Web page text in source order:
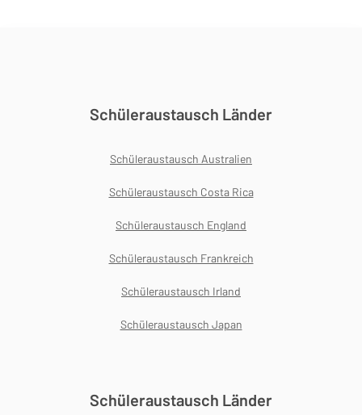
Schüleraustausch Länder
Schüleraustausch Australien
Schüleraustausch Costa Rica
Schüleraustausch England
Schüleraustausch Frankreich
Schüleraustausch Irland
Schüleraustausch Japan
Schüleraustausch Länder